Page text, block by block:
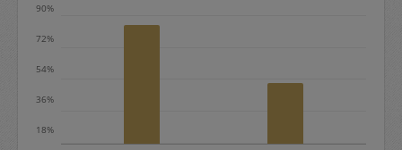
18%
36%
54%
72%
90%